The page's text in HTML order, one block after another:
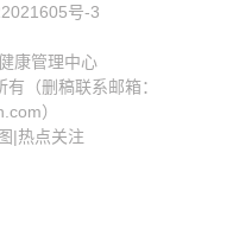
号-3
康管理中心
（删稿联系邮箱：
）
|热点关注